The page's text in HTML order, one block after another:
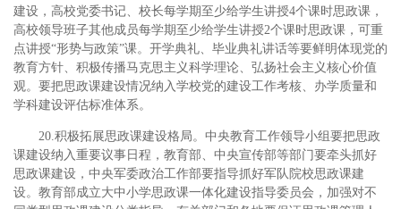
建设，高校党委书记、校长每学期至少给学生讲授4个课时思政课，
高校领导班子其他成员每学期至少给学生讲授2个课时思政课，可重
点讲授“形势与政策”课。开学典礼、毕业典礼讲话等要鲜明体现党的
教育方针、积极传播马克思主义科学理论、弘扬社会主义核心价值
观。要把思政课建设情况纳入学校党的建设工作考核、办学质量和
学科建设评估标准体系。
20.积极拓展思政课建设格局。中央教育工作领导小组要把思政
课建设纳入重要议事日程，教育部、中央宣传部等部门要牵头抓好
思政课建设，中央军委政治工作部要指导抓好军队院校思政课建
设。教育部成立大中小学思政课一体化建设指导委员会，加强对不